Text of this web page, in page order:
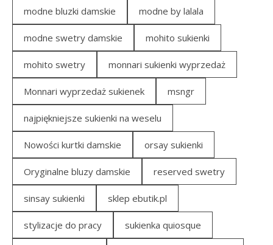
modne bluzki damskie modne by lalala
modne swetry damskie mohito sukienki
mohito swetry monnari sukienki wyprzedaż
Monnari wyprzedaż sukienek msngr
najpiękniejsze sukienki na weselu
Nowości kurtki damskie orsay sukienki
Oryginalne bluzy damskie reserved swetry
sinsay sukienki sklep ebutik.pl
stylizacje do pracy sukienka quiosque